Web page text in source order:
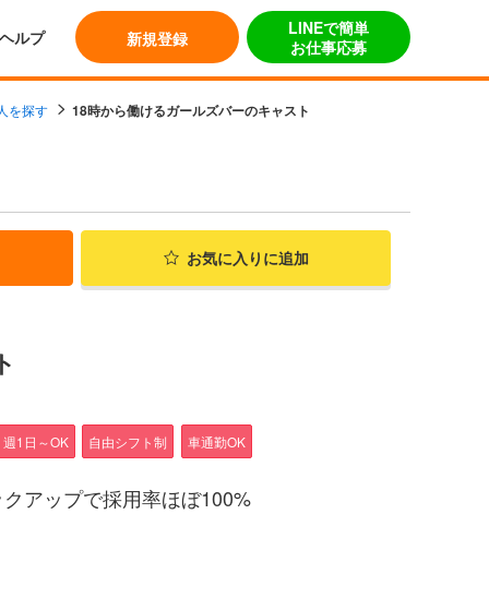
ヘルプ 新規登録
LINEで簡単
お仕事応募
を探す 18時から働けるガールズバーのキャスト
お気に入り に追加
週1日～OK 自由シフト制 車通勤OK
アップで採用率ほぼ100%